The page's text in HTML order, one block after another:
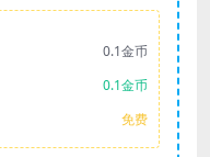
0.1金币
0.1金币
免费